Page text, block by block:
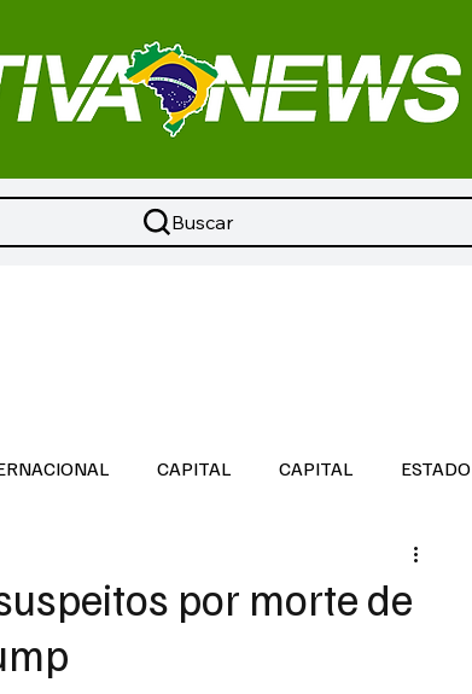
Buscar
CAPITAL CAPITAL ESTADO
por morte de